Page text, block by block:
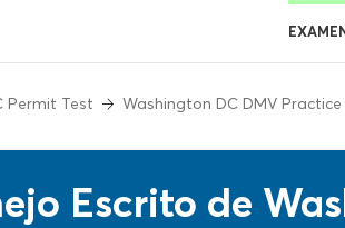
Permit Test Washington DC DMV Practice
Escrito de